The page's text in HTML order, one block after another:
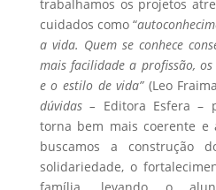
trabalhamos os projetos
cuidados como “
a vida. Quem se conhece
mais facilidade a profissão,
e o estilo de vida”(Leo
dúvidas – Editora Esfera –
torna bem mais coerente e
buscamos a construção
solidariedade, o